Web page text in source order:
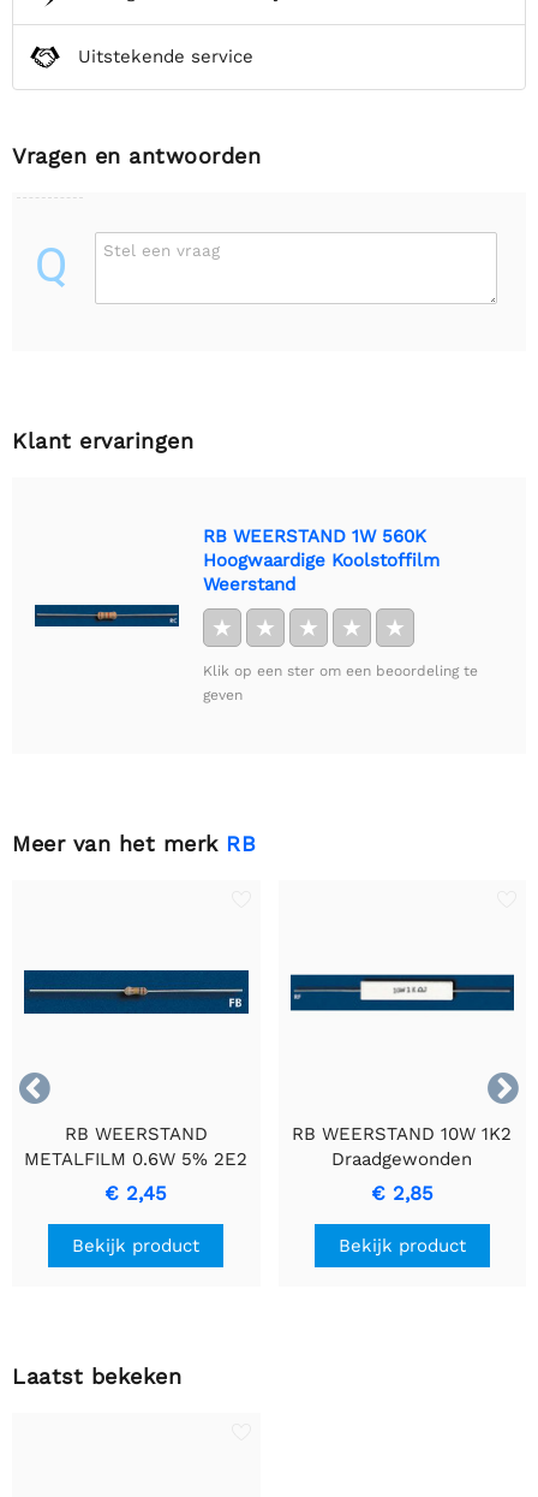
Uitstekende service
Vragen en antwoorden
Q Stel een vraag
Klant ervaringen
RB WEERSTAND 1W 560K
Hoogwaardige Koolstoffilm
Weerstand
★ ★ ★ ★ ★
Klik op een ster om een beoordeling te
geven
Meer van het merk RB


RB WEERSTAND
METALFILM 0.6W 5% 2E2
- Duurzame
Precisieweerstand
€ 2,45
Bekijk product
RB WEERSTAND 10W 1K2
Draadgewonden
Cementweerstand met
Keramische Behuizing
€ 2,85
Bekijk product
Laatst bekeken